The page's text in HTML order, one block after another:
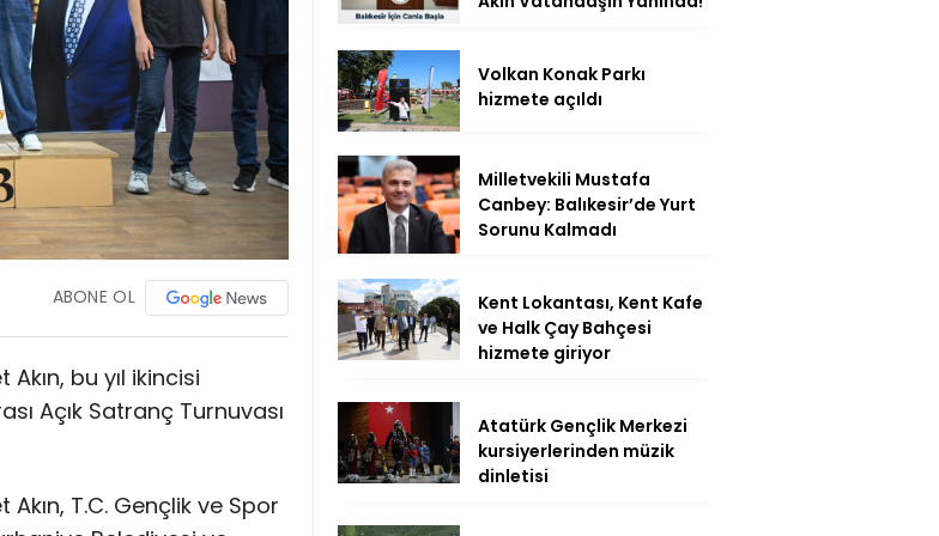
ABONE OL
bu yıl ikincisi
Açık Satranç Turnuvası
Akın, T.C. Gençlik ve Spor
Volkan Konak Parkı
hizmete açıldı
Milletvekili Mustafa
Canbey: Balıkesir’de Yurt
Sorunu Kalmadı
Kent Lokantası, Kent Kafe
ve Halk Çay Bahçesi
hizmete giriyor
Atatürk Gençlik Merkezi
kursiyerlerinden müzik
dinletisi